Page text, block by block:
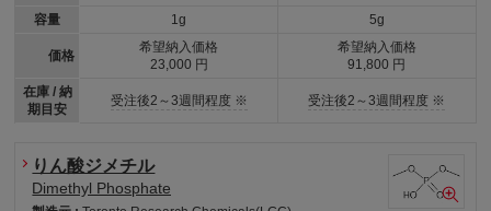
容量
価格
在庫 / 納
期目安
1g
希望納入価格
23,000 円
受注後2～3週間程度 ※
5g
希望納入価格
91,800 円
受注後2～3週間程度 ※
りん酸ジメチル
Dimethyl Phosphate